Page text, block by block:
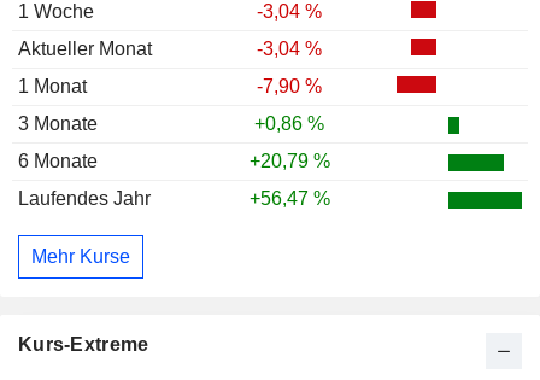
1 Woche
-3,04 %
Aktueller Monat
-3,04 %
1 Monat
-7,90 %
3 Monate
+0,86 %
6 Monate
+20,79 %
Laufendes Jahr
+56,47 %
Mehr Kurse
Kurs-Extreme